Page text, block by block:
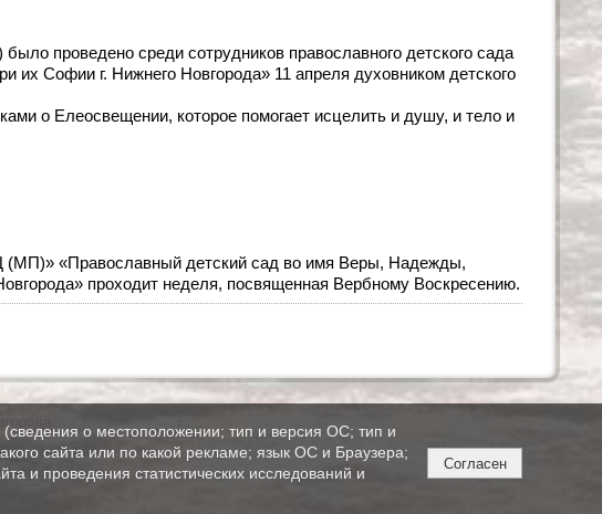
проведено среди сотрудников православного детского сада
Софии г. Нижнего Новгорода» 11 апреля духовником детского
о Елеосвещении, которое помогает исцелить и душу, и тело и
«Православный детский сад во имя Веры, Надежды,
проходит неделя, посвященная Вербному Воскресению.
о местоположении; тип и версия ОС; тип и
сайта или по какой рекламе; язык ОС и Браузера;
и проведения статистических исследований и
Согласен